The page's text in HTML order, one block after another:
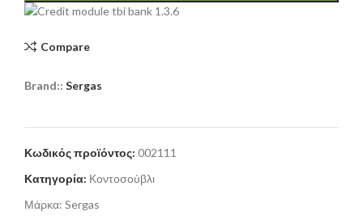
Compare
Brand:: Sergas
Κωδικός προϊόντος: 002111
Κατηγορία: Κοντοσούβλι
Μάρκα: Sergas